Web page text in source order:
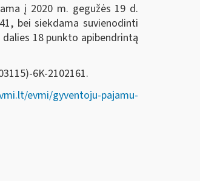
į 2020 m. gegužės 19 d.
bei siekdama suvienodinti
18 punkto apibendrintą
6K-2102161.
evmi/gyventoju-pajamu-